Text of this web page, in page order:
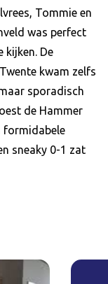
Tommie en
was perfect
kijken. De
kwam zelfs
sporadisch
de Hammer
formidabele
sneaky 0-1 zat